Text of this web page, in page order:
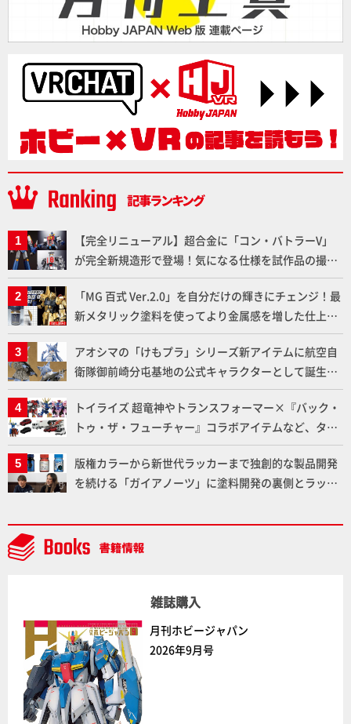
【完全リニューアル】超合金に「コン・バトラーV」
が完全新規造形で登場！気になる仕様を試作品の撮り
下ろしでご紹介!!さらに「大鉄人17」＆「ワンエイ
ト」セット情報もお届け！【超合金の魂】
「MG 百式 Ver.2.0」を自分だけの輝きにチェンジ！最
新メタリック塗料を使ってより金属感を増した仕上が
りに!!【試し読み】
アオシマの「けもプラ」シリーズ新アイテムに航空自
衛隊御前崎分屯基地の公式キャラクターとして誕生し
た「おまねこ」が着任！けもプラ公式サイト限定版と
通常版の2ラインで発売！
トイライズ 超竜神やトランスフォーマー×『バック・
トゥ・ザ・フューチャー』コラボアイテムなど、タカ
ラトミーの注目アイテムをチェック!!【タカラトミー
NEWITEM】
版権カラーから新世代ラッカーまで独創的な製品開発
を続ける「ガイアノーツ」に塗料開発の裏側とラッカ
雑誌購入
月刊ホビージャパン
2026年9月号